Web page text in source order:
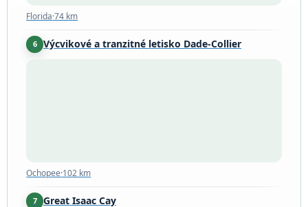
Florida·74 km
6 Výcvikové a tranzitné letisko Dade-Collier
Ochopee·102 km
7 Great Isaac Cay